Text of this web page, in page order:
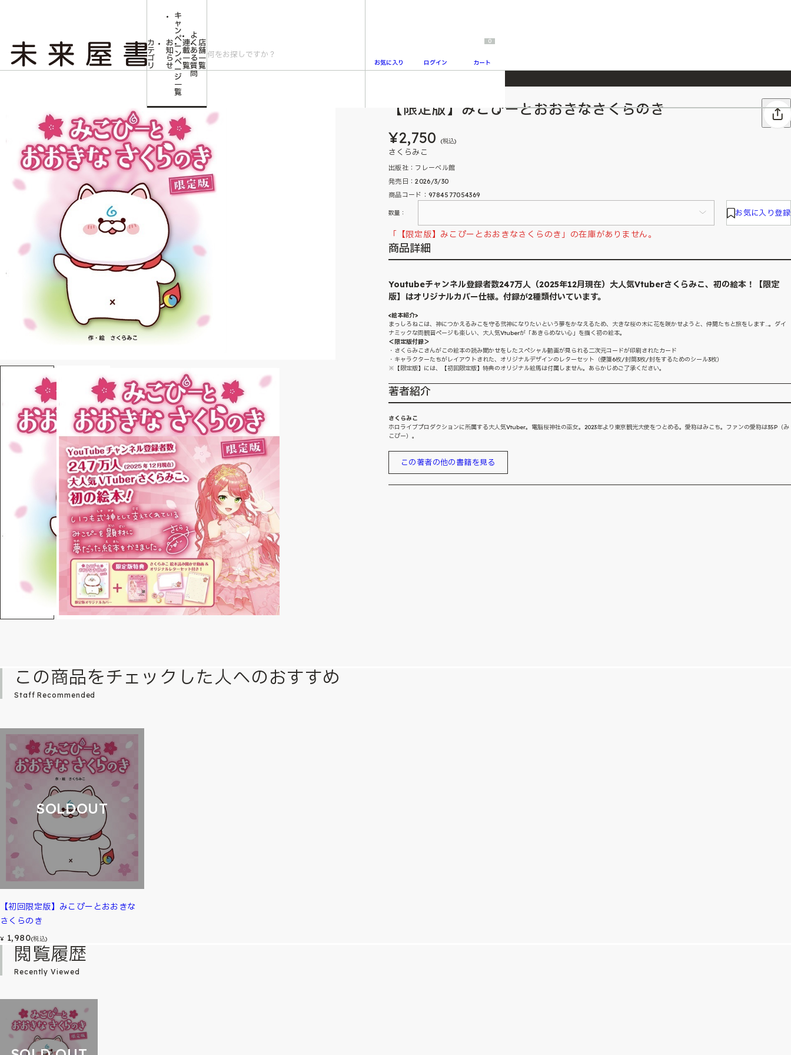
2026/7/23 『ONE PIECE magazine 021 ONE PIECEカード付き同梱版』発売延期のご案内
カ
テ
ゴ
リ
お
知
ら
せ
キ
ャ
ン
ペ
ー
ン
ペ
ー
ジ
一
覧
連
載
一
覧
よ
く
あ
る
質
問
店
舗
一
覧
お気に入り ログイン
0
カート
【限定版】みこぴーとおおきなさくらのき
【限定版】みこぴーとおおきなさくらのき
¥2,750 (税込)
さくらみこ
出版社：フレーベル館
発売日：2026/3/30
商品コード：9784577054369
数量： お気に入り登録
「【限定版】みこぴーとおおきなさくらのき」の在庫がありません。
商品詳細
Youtubeチャンネル登録者数247万人（2025年12月現在）大人気Vtuberさくらみこ、初の絵本！【限定
版】はオリジナルカバー仕様。付録が2種類付いています。
<絵本紹介>
まっしろねこは、神につかえるみこを守る弐神になりたいという夢をかなえるため、大きな桜の木に花を咲かせようと、仲間たちと旅をします…。ダイ
ナミックな両観音ページも楽しい、大人気Vtuberが「あきらめない心」を描く初の絵本。
＜限定版付録＞
・さくらみこさんがこの絵本の読み聞かせをしたスペシャル動画が見られる二次元コードが印刷されたカード
・キャラクターたちがレイアウトされた、オリジナルデザインのレターセット（便箋6枚/封筒3枚/封をするためのシール3枚）
※【限定版】には、【初回限定版】特典のオリジナル絵馬は付属しません。あらかじめご了承ください。
著者紹介
さくらみこ
ホロライブプロダクションに所属する大人気Vtuber。電脳桜神社の巫女。2023年より東京観光大使をつとめる。愛称はみこち。ファンの愛称は35P（み
こぴー）。
この著者の他の書籍を見る
この商品をチェックした人へのおすすめ
Staff Recommended
SOLDOUT
【初回限定版】みこぴーとおおきな
さくらのき
¥ 1,980(税込)
閲覧履歴
Recently Viewed